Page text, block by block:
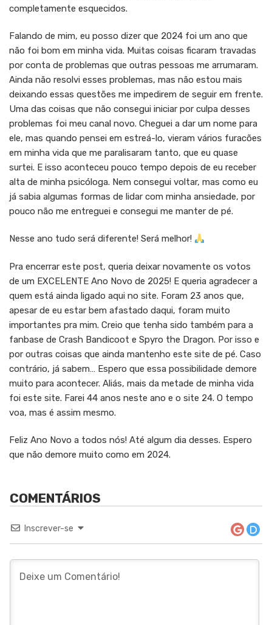
completamente esquecidos.
Falando de mim, eu posso dizer que 2024 foi um ano que
não foi bom em minha vida. Muitas coisas ficaram travadas
por conta de problemas que outras pessoas me arrumaram.
Ainda não resolvi esses problemas, mas não estou mais
deixando essas questões me impedirem de seguir em frente.
Uma das coisas que não consegui iniciar por culpa desses
problemas foi meu canal novo. Cheguei a dar um nome para
ele, mas quando pensei em estreá-lo, vieram vários furacões
em minha vida que me paralisaram tanto, que eu quase
surtei. E isso aconteceu pouco tempo depois de eu receber
alta de minha psicóloga. Nem consegui voltar, mas como eu
já sabia algumas formas de lidar com minha ansiedade, por
pouco não me entreguei e consegui me manter de pé.
Nesse ano tudo será diferente! Será melhor!
Pra encerrar este post, queria deixar novamente os votos
de um EXCELENTE Ano Novo de 2025! E queria agradecer a
quem está ainda ligado aqui no site. Foram 23 anos que,
apesar de eu estar bem afastado daqui, foram muito
importantes pra mim. Creio que tenha sido também para a
fanbase de Crash Bandicoot e Spyro the Dragon. Por isso e
por outras coisas que ainda mantenho este site de pé. Caso
contrário, já sabem… Espero que essa possibilidade demore
muito para acontecer. Aliás, mais da metade de minha vida
foi este site. Farei 44 anos neste ano e o site 24. O tempo
voa, mas é assim mesmo.
Feliz Ano Novo a todos nós! Até algum dia desses. Espero
que não demore muito como em 2024.
Inscrever-se